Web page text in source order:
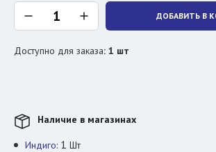
ДОБАВИТЬ В
Доступно для заказа: 1 шт
Наличие в магазинах
Индиго: 1 Шт